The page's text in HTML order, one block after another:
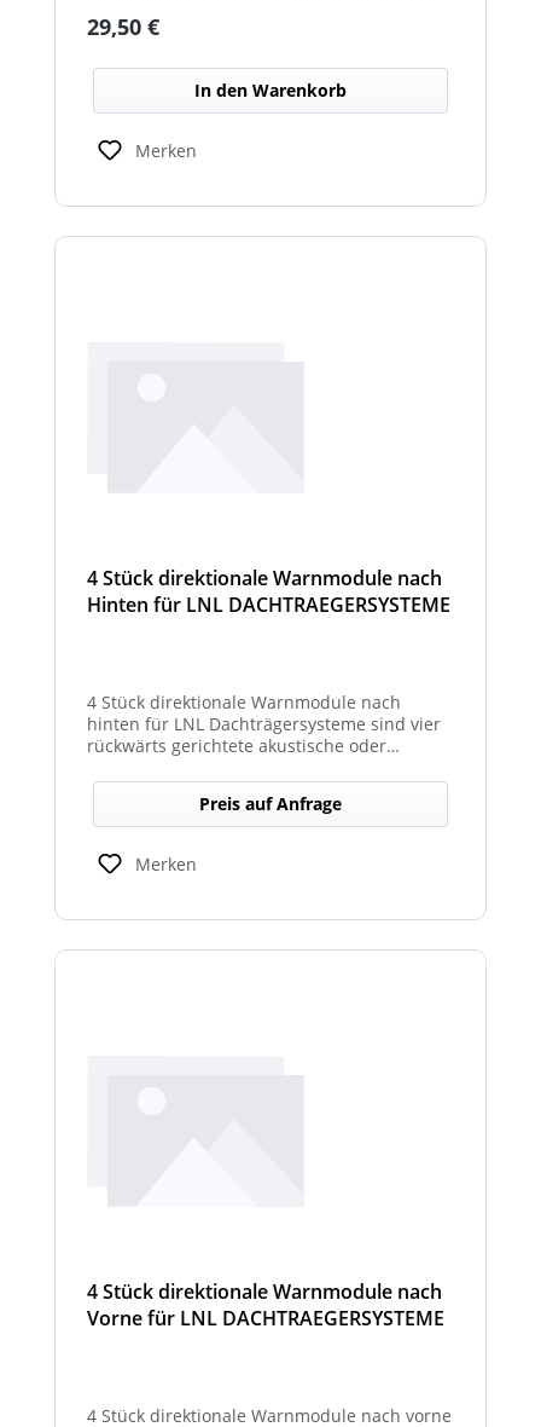
Durch das leichte, korrosionsbeständige
Anwendungen.
Regulärer Preis:
29,50 €
In den Warenkorb
Merken
4 Stück direktionale Warnmodule nach
Hinten für LNL DACHTRAEGERSYSTEME
4 Stück direktionale Warnmodule nach
hinten für LNL Dachträgersysteme sind vier
rückwärts gerichtete akustische oder
montiert werden, um gezielte Warnsignale
nach hinten auszugeben. Sie verbessern die
Sicht‑ und Hörbarkeit von Warnhinweisen im
Heckbereich und erhöhen so die Sicherheit
bei Rückwärts‑ oder Einsatzfahrten.
Preis auf Anfrage
Merken
4 Stück direktionale Warnmodule nach
Vorne für LNL DACHTRAEGERSYSTEME
4 Stück direktionale Warnmodule nach vorne